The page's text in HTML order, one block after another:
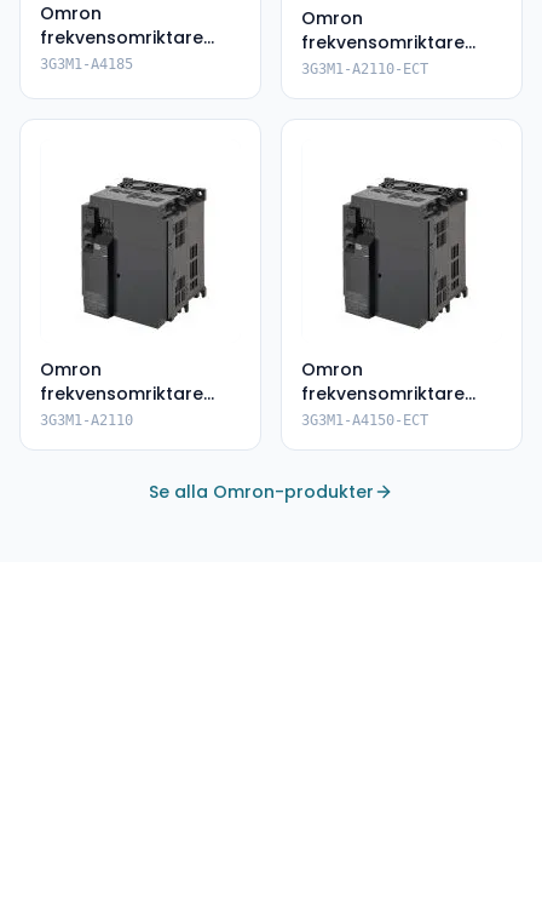
Omron
frekvensomriktare
3G3M1-A4185
3G3M1-A4185
Omron
frekvensomriktare
3G3M1-A2110-ECT
3G3M1-A2110-ECT
Omron
frekvensomriktare
3G3M1-A2110
3G3M1-A2110
Omron
frekvensomriktare
3G3M1-A4150-ECT
3G3M1-A4150-ECT
Se alla Omron-produkter